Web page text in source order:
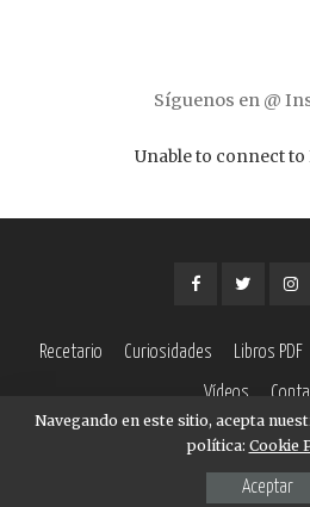
Síguenos en @
Unable to connect
Recetario Curiosidades Libros PDF
Vídeos
© Copyright Recetas Bonappetit |
Navegando en este sitio, acepta
política: Cookie
Aceptar